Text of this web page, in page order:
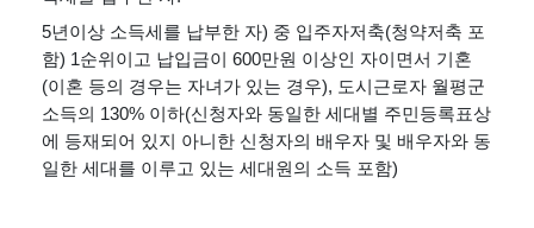
5년이상 소득세를 납부한 자) 중 입주자저축(청약저축 포
함) 1순위이고 납입금이 600만원 이상인 자이면서 기혼
(이혼 등의 경우는 자녀가 있는 경우), 도시근로자 월평군
소득의 130% 이하(신청자와 동일한 세대별 주민등록표상
에 등재되어 있지 아니한 신청자의 배우자 및 배우자와 동
일한 세대를 이루고 있는 세대원의 소득 포함)